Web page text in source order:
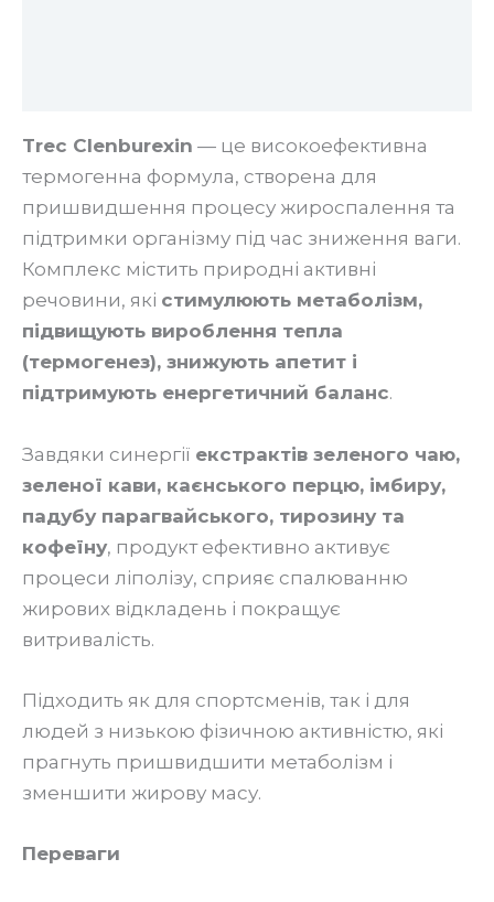
Trec Clenburexin — це високоефективна
термогенна формула, створена для
пришвидшення процесу жироспалення та
підтримки організму під час зниження ваги.
Комплекс містить природні активні
речовини, які стимулюють метаболізм,
підвищують вироблення тепла
(термогенез), знижують апетит і
підтримують енергетичний баланс.
Завдяки синергії екстрактів зеленого чаю,
зеленої кави, каєнського перцю, імбиру,
падубу парагвайського, тирозину та
кофеїну, продукт ефективно активує
процеси ліполізу, сприяє спалюванню
жирових відкладень і покращує
витривалість.
Підходить як для спортсменів, так і для
людей з низькою фізичною активністю, які
прагнуть пришвидшити метаболізм і
зменшити жирову масу.
Переваги